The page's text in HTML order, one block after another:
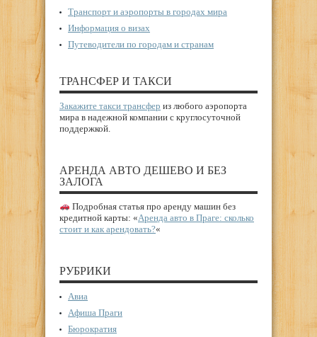
Транспорт и аэропорты в городах мира
Информация о визах
Путеводители по городам и странам
ТРАНСФЕР И ТАКСИ
Закажите такси трансфер из любого аэропорта
мира в надежной компании с круглосуточной
поддержкой.
АРЕНДА АВТО ДЕШЕВО И БЕЗ
ЗАЛОГА
Подробная статья про аренду машин без
кредитной карты: «Аренда авто в Праге: сколько
стоит и как арендовать?«
РУБРИКИ
Авиа
Афиша Праги
Бюрократия